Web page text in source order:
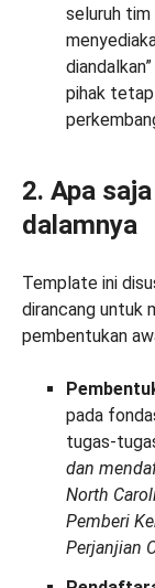
seluruh
pihak
2. Apa
dalamnya
Template ini
dirancang untuk
pembentukan
pada
tugas-
dan
North
Pemberi
Perjanjian